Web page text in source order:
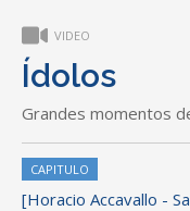
VIDEO
Ídolos
Grandes momentos
CAPITULO
[Horacio Accavallo -